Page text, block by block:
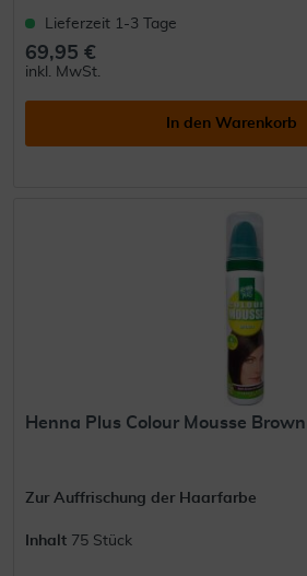
Lieferzeit 1-3 Tage
69,95 €
inkl. MwSt.
In den Warenkorb
Henna Plus Colour Mousse Brown
Zur Auffrischung der Haarfarbe
Inhalt 75 Stück